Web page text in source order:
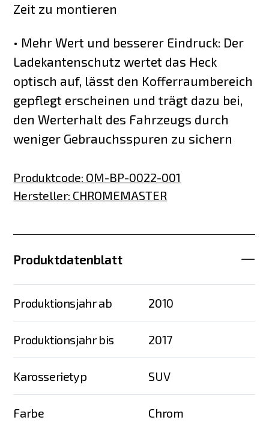
Zeit zu montieren
• Mehr Wert und besserer Eindruck: Der
Ladekantenschutz wertet das Heck
optisch auf, lässt den Kofferraumbereich
gepflegt erscheinen und trägt dazu bei,
den Werterhalt des Fahrzeugs durch
weniger Gebrauchsspuren zu sichern
Produktcode: OM-BP-0022-001
Hersteller: CHROMEMASTER
Produktdatenblatt
Produktionsjahr ab 2010
Produktionsjahr bis 2017
Karosserietyp SUV
Farbe Chrom